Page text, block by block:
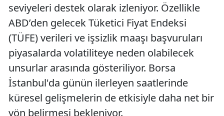
seviyeleri destek olarak izleniyor. Özellikle
ABD’den gelecek Tüketici Fiyat Endeksi
(TÜFE) verileri ve işsizlik maaşı başvuruları
piyasalarda volatiliteye neden olabilecek
unsurlar arasında gösteriliyor. Borsa
İstanbul'da günün ilerleyen saatlerinde
küresel gelişmelerin de etkisiyle daha net bir
yön belirmesi bekleniyor.